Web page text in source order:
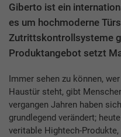
Giberto ist ein
es um hochmoderne
Zutrittskontrollsysteme
Produktangebot setzt
Immer sehen zu können,
Haustür steht, gibt
vergangen Jahren haben
grundlegend verändert;
veritable Hightech-